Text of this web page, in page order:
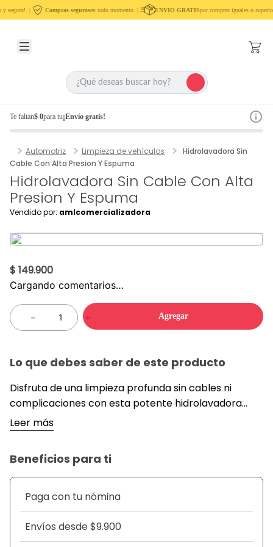
seguro!. | Compras segurasen todo momento. | ENVIO GRATISpor compras iguales o
Te faltan$ 0para tu¡Envío gratis!
Automotriz Limpieza de vehículos
Hidrolavadora Sin
Cable Con Alta Presion Y Espuma
Hidrolavadora Sin Cable Con Alta
Presion Y Espuma
Vendido por: amlcomercializadora
$ 149.900
Cargando comentarios…
＋
－ Agregar
Lo que debes saber de este producto
Disfruta de una limpieza profunda sin cables ni
complicaciones con esta potente hidrolavadora
port&aacute;til a bater&iacute;a. Ideal para lavar
veh&iacute;culos, fachadas, terrazas, bicicletas,
dise&ntilde;o ergon&oacute;mico, manguera de
succi&oacute;n con filtro y diferentes boquillas
intercambiables, podr&aacute;s ajustar el chorro
seg&uacute;n la superficie y eliminar hasta la
suciedad m&aacute;s dif&iacute;cil. Ll&eacute;vala a
cualquier parte, &uacute;sala con baldes o tanques,
Leer más
Beneficios para ti
Paga con tu nómina
Envíos desde $9.900